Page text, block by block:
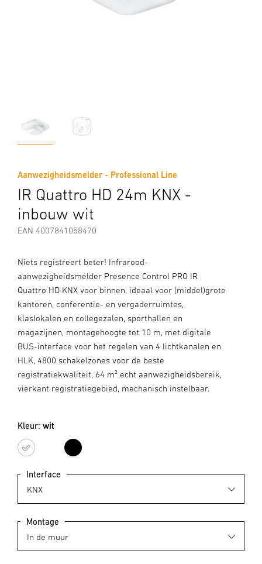
Aanwezigheidsmelder - Professional Line
IR Quattro HD 24m KNX -
inbouw wit
EAN 4007841058470
Niets registreert beter! Infrarood-
aanwezigheidsmelder Presence Control PRO IR
Quattro HD KNX voor binnen, ideaal voor (middel)grote
kantoren, conferentie- en vergaderruimtes,
klaslokalen en collegezalen, sporthallen en
magazijnen, montagehoogte tot 10 m, met digitale
BUS-interface voor het regelen van 4 lichtkanalen en
HLK, 4800 schakelzones voor de beste
registratiekwaliteit, 64 m² echt aanwezigheidsbereik,
vierkant registratiegebied, mechanisch instelbaar.
Kleur: wit
wit zwart
Interface
Montage